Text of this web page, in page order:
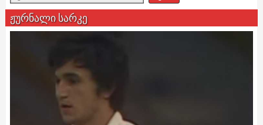
ჟურნალი სარკე